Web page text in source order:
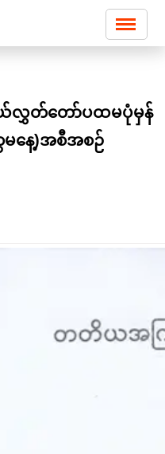
လွှတ်တော်ပထမပုံမှန်
နေ့)အစီအစဉ်